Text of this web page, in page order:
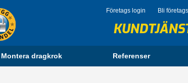
Företags login Bli
Montera dragkrok Referenser